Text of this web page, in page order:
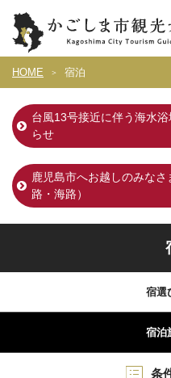
HOME 宿泊
台風13号接近に伴う海水
らせ
鹿児島市へお越しのみな
路・海路）
宿選
宿泊
条